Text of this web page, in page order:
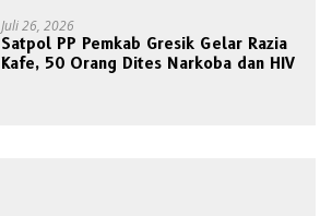
Juli 26, 2026
Satpol PP Pemkab Gresik Gelar Razia
Kafe, 50 Orang Dites Narkoba dan HIV